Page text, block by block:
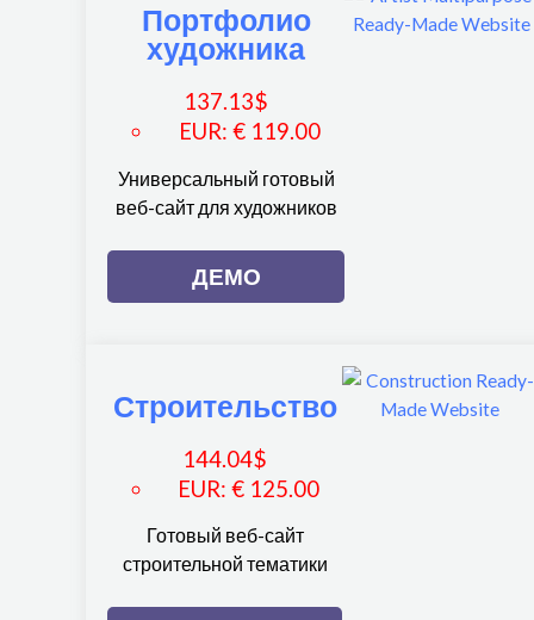
Портфолио
художника
137.13$
EUR:€ 119.00
Универсальный готовый
веб-сайт для художников
ДЕМО
Строительство
144.04$
EUR:€ 125.00
Готовый веб-сайт
строительной тематики